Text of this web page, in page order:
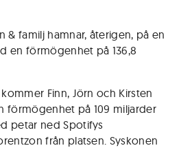
& familj hamnar, återigen, på en
en förmögenhet på 136,8
Finn, Jörn och Kirsten
förmögenhet på 109 miljarder
petar ned Spotifys
från platsen. Syskonen